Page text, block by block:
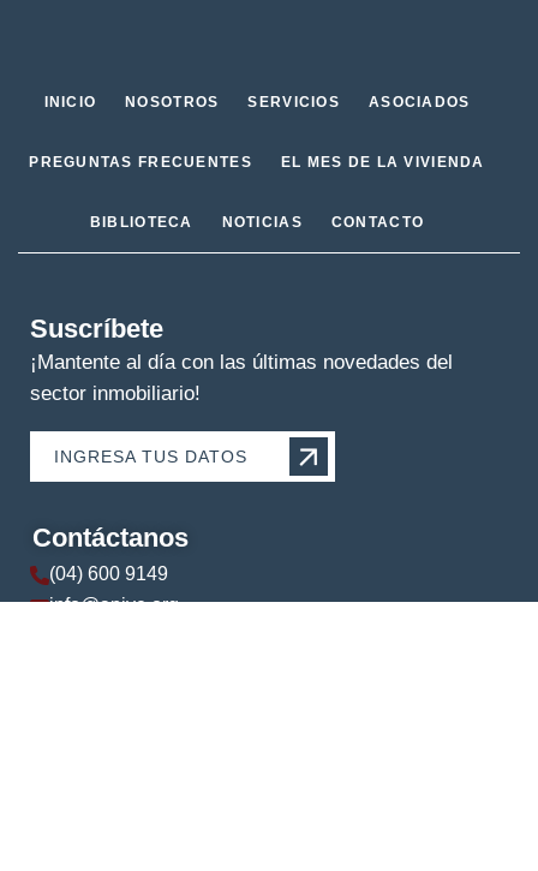
INICIO NOSOTROS SERVICIOS ASOCIADOS
PREGUNTAS FRECUENTES EL MES DE LA VIVIENDA
BIBLIOTECA NOTICIAS CONTACTO
Suscríbete
¡Mantente al día con las últimas novedades del
sector inmobiliario!
INGRESA TUS DATOS
Contáctanos
(04) 600 9149
info@apive.org